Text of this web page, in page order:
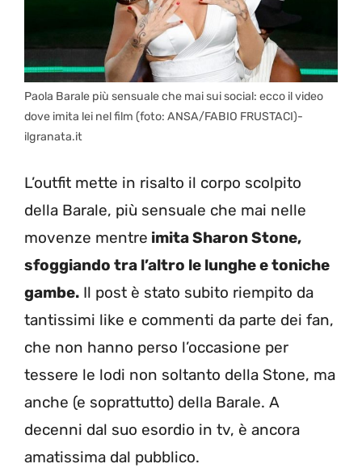
Paola Barale più sensuale che mai sui social: ecco il video
dove imita lei nel film (foto: ANSA/FABIO FRUSTACI)-
ilgranata.it
L’outfit mette in risalto il corpo scolpito
della Barale, più sensuale che mai nelle
movenze mentre imita Sharon Stone,
sfoggiando tra l’altro le lunghe e toniche
gambe. Il post è stato subito riempito da
tantissimi like e commenti da parte dei fan,
che non hanno perso l’occasione per
tessere le lodi non soltanto della Stone, ma
anche (e soprattutto) della Barale. A
decenni dal suo esordio in tv, è ancora
amatissima dal pubblico.